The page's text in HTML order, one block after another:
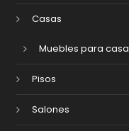
Casas
Muebles para casa
Pisos
Salones